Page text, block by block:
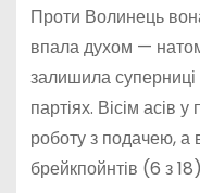
Проти Волинець
впала духом —
залишила
партіях. Вісім асів
роботу з подачею, а
брейкпойнтів (6 з